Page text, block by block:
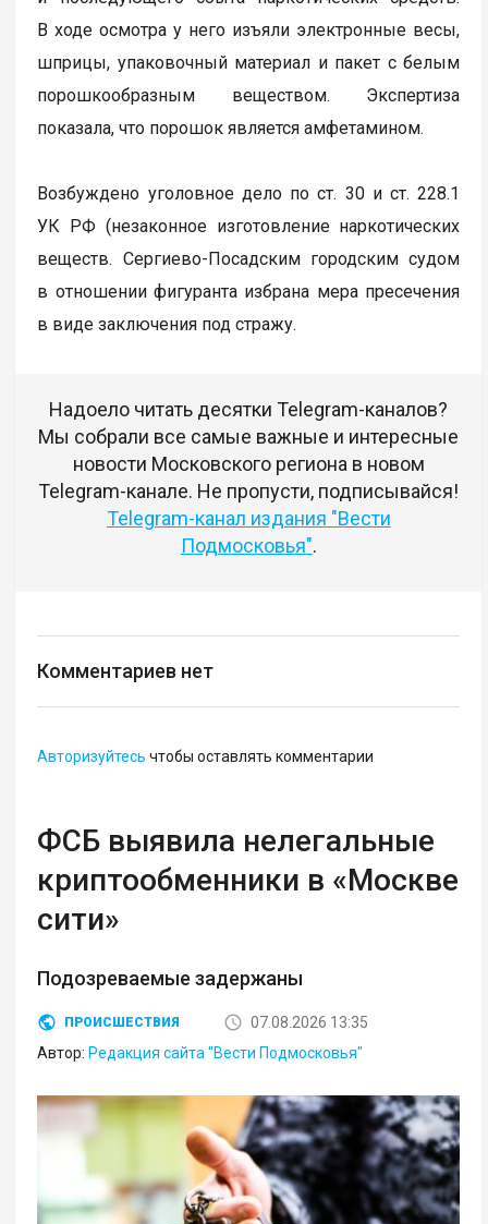
В ходе осмотра у него изъяли электронные весы,
шприцы, упаковочный материал и пакет с белым
порошкообразным веществом. Экспертиза
показала, что порошок является амфетамином.
Возбуждено уголовное дело по ст. 30 и ст. 228.1
УК РФ (незаконное изготовление наркотических
веществ. Сергиево-Посадским городским судом
в отношении фигуранта избрана мера пресечения
в виде заключения под стражу.
Надоело читать десятки Telegram-каналов?
Мы собрали все самые важные и интересные
новости Московского региона в новом
Telegram-канале. Не пропусти, подписывайся!
Telegram-канал издания "Вести
Подмосковья".
Комментариев нет
Авторизуйтесь чтобы оставлять комментарии
ФСБ выявила нелегальные
криптообменники в «Москве
сити»
Подозреваемые задержаны
ПРОИСШЕСТВИЯ
07.08.2026 13:35
Автор: Редакция сайта "Вести Подмосковья"